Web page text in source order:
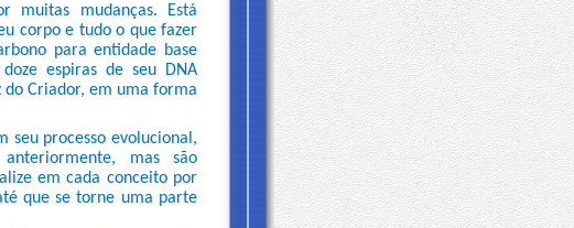
muitas mudanças. Está
corpo e tudo o que fazer
para entidade base
espiras de seu DNA
do Criador, em uma forma
seu processo evolucional,
mas são
em cada conceito por
que se torne uma parte